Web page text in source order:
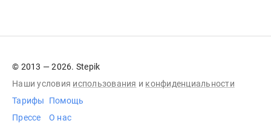
© 2013 — 2026. Stepik
Наши условия использования и конфиденциальности
Тарифы
Прессе
Помощь
О нас